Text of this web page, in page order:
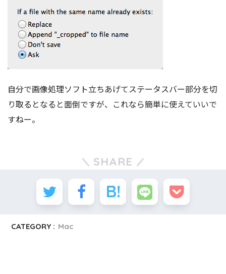
自分で画像処理ソフト立ちあげてステータスバー部分を切
り取るとなると面倒ですが、これなら簡単に使えていいで
すねー。
SHARE
CATEGORY : Mac